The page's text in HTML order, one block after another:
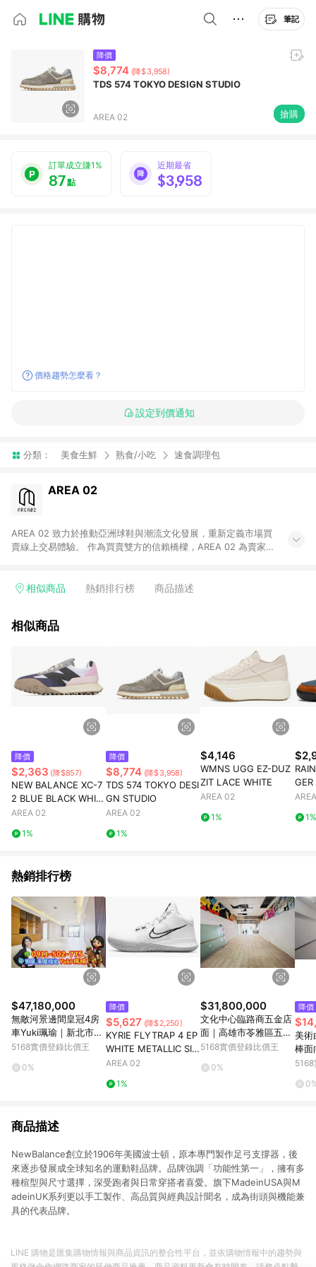
筆記
降價
$8,774 (降$3,958)
TDS 574 TOKYO DESIGN STUDIO
AREA 02 搶購
訂單成立賺1%
87點
近期最省
$3,958
價格趨勢怎麼看？
設定到價通知
分類： 美食生鮮 熟食/小吃 速食調理包
AREA 02
AREA 02 致力於推動亞洲球鞋與潮流文化發展，重新定義市場買
賣線上交易體驗。 作為買賣雙方的信賴橋樑，AREA 02 為賣家提
鞋、街頭服飾與收藏品交易平台。 客服專線：+886-2-2706-
相似商品 熱銷排行榜 商品描述
相似商品
降價
$2,363 (降$857)
NEW BALANCE XC-7
2 BLUE BLACK WHIT
E
AREA 02
1%
降價
$8,774 (降$3,958)
TDS 574 TOKYO DESI
GN STUDIO
AREA 02
1%
$4,146
WMNS UGG EZ-DUZ
ZIT LACE WHITE
AREA 02
1%
GER
1%
熱銷排行榜
$47,180,000
無敵河景邊間皇冠4房
車Yuki珮瑜｜新北市板
橋區中山路二段
5168實價登錄比價王
0%
降價
$5,627 (降$2,250)
KYRIE FLYTRAP 4 EP
WHITE METALLIC SIL
VER
AREA 02
1%
$31,800,000
文化中心臨路商五金店
面｜高雄市苓雅區五福
一路
5168實價登錄比價王
0%
降價
美術
棒面
雄市
商品描述
NewBalance創立於1906年美國波士頓，原本專門製作足弓支撐器，後
來逐步發展成全球知名的運動鞋品牌。品牌強調「功能性第一」，擁有多
種楦型與尺寸選擇，深受跑者與日常穿搭者喜愛。旗下MadeinUSA與M
adeinUK系列更以手工製作、高品質與經典設計聞名，成為街頭與機能兼
具的代表品牌。
LINE 購物是匯集購物情報與商品資訊的整合性平台，並依購物情報中的趨勢與